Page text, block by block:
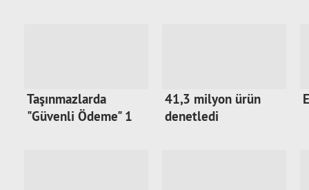
Taşınmazlarda
"Güvenli Ödeme" 1
41,3 milyon ürün
denetledi